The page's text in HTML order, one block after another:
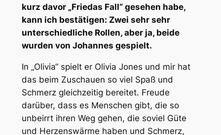
kurz davor „Friedas Fall“ gesehen habe,
kann ich bestätigen: Zwei sehr sehr
unterschiedliche Rollen, aber ja, beide
wurden von Johannes gespielt.
In „Olivia“ spielt er Olivia Jones und mir hat
das beim Zuschauen so viel Spaß und
Schmerz gleichzeitig bereitet. Freude
darüber, dass es Menschen gibt, die so
unbeirrt ihren Weg gehen, die soviel Güte
und Herzenswärme haben und Schmerz,